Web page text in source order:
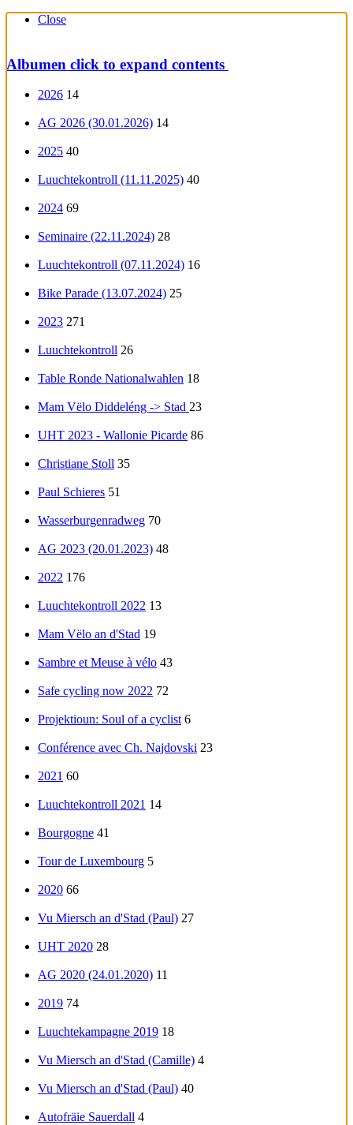
Close
Albumen click to expand contents
2026 14
AG 2026 (30.01.2026) 14
2025 40
Luuchtekontroll (11.11.2025) 40
2024 69
Seminaire (22.11.2024) 28
Luuchtekontroll (07.11.2024) 16
Bike Parade (13.07.2024) 25
2023 271
Luuchtekontroll 26
Table Ronde Nationalwahlen 18
Mam Vëlo Diddeléng -> Stad 23
UHT 2023 - Wallonie Picarde 86
Christiane Stoll 35
Paul Schieres 51
Wasserburgenradweg 70
AG 2023 (20.01.2023) 48
2022 176
Luuchtekontroll 2022 13
Mam Vëlo an d'Stad 19
Sambre et Meuse à vélo 43
Safe cycling now 2022 72
Projektioun: Soul of a cyclist 6
Conférence avec Ch. Najdovski 23
2021 60
Luuchtekontroll 2021 14
Bourgogne 41
Tour de Luxembourg 5
2020 66
Vu Miersch an d'Stad (Paul) 27
UHT 2020 28
AG 2020 (24.01.2020) 11
2019 74
Luuchtekampagne 2019 18
Vu Miersch an d'Stad (Camille) 4
Vu Miersch an d'Stad (Paul) 40
Autofräie Sauerdall 4